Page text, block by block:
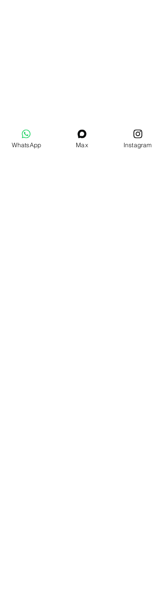
WhatsApp Max Instagram